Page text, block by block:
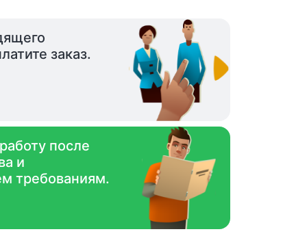
заказ.
после
и
требованиям.